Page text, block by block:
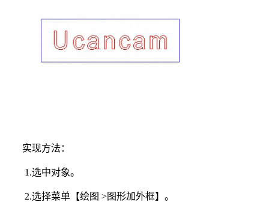
实现方法：
1.选中对象。
2.选择菜单【绘图 >图形加外框】。